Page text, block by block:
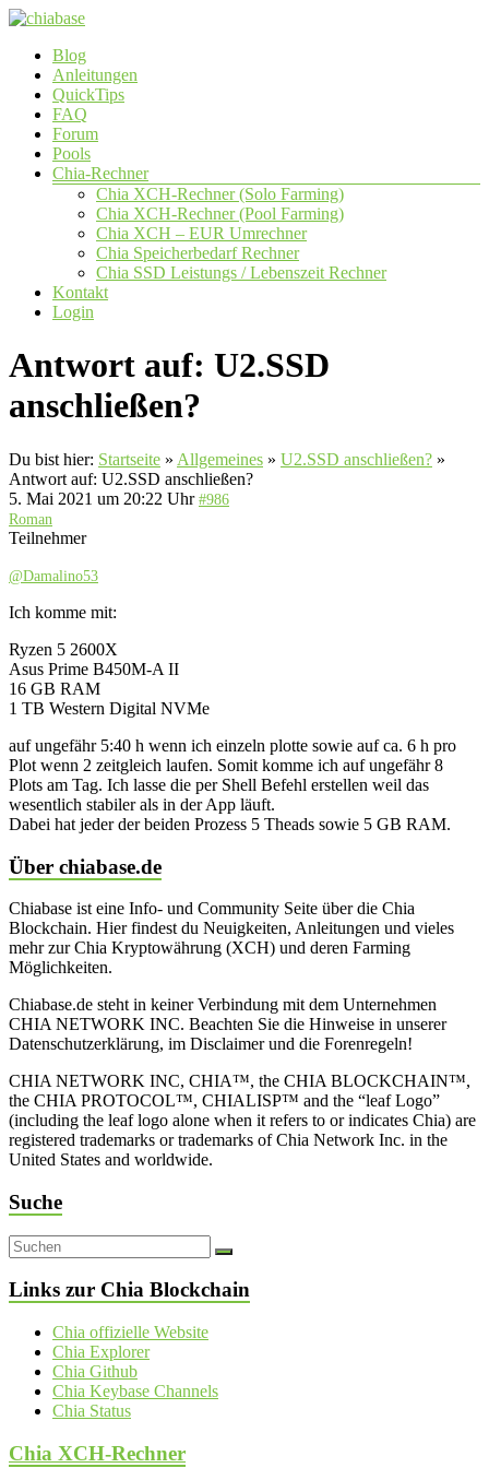
Zum
springen
chiabase
CHIA
Info-
Community
Seite
Menü
Blog
Anleitungen
QuickTips
FAQ
Forum
Pools
Chia-Rechner
Chia XCH-Rechner (Solo Farming)
Chia XCH-Rechner (Pool Farming)
Chia XCH – EUR Umrechner
Chia Speicherbedarf Rechner
Chia SSD Leistungs / Lebenszeit Rechner
Kontakt
Login
Antwort auf: U2.SSD
anschließen?
Du bist hier: Startseite » Allgemeines » U2.SSD anschließen? »
Antwort auf: U2.SSD anschließen?
5. Mai 2021 um 20:22 Uhr #986
Roman
Teilnehmer
@Damalino53
Ich komme mit:
Ryzen 5 2600X
Asus Prime B450M-A II
16 GB RAM
1 TB Western Digital NVMe
auf ungefähr 5:40 h wenn ich einzeln plotte sowie auf ca. 6 h pro
Plot wenn 2 zeitgleich laufen. Somit komme ich auf ungefähr 8
Plots am Tag. Ich lasse die per Shell Befehl erstellen weil das
wesentlich stabiler als in der App läuft.
Dabei hat jeder der beiden Prozess 5 Theads sowie 5 GB RAM.
Über chiabase.de
Chiabase ist eine Info- und Community Seite über die Chia
Blockchain. Hier findest du Neuigkeiten, Anleitungen und vieles
mehr zur Chia Kryptowährung (XCH) und deren Farming
Möglichkeiten.
Chiabase.de steht in keiner Verbindung mit dem Unternehmen
CHIA NETWORK INC. Beachten Sie die Hinweise in unserer
Datenschutzerklärung, im Disclaimer und die Forenregeln!
CHIA NETWORK INC, CHIA™, the CHIA BLOCKCHAIN™,
the CHIA PROTOCOL™, CHIALISP™ and the “leaf Logo”
(including the leaf logo alone when it refers to or indicates Chia) are
registered trademarks or trademarks of Chia Network Inc. in the
United States and worldwide.
Suche
Links zur Chia Blockchain
Chia offizielle Website
Chia Explorer
Chia Github
Chia Keybase Channels
Chia Status
Chia XCH-Rechner